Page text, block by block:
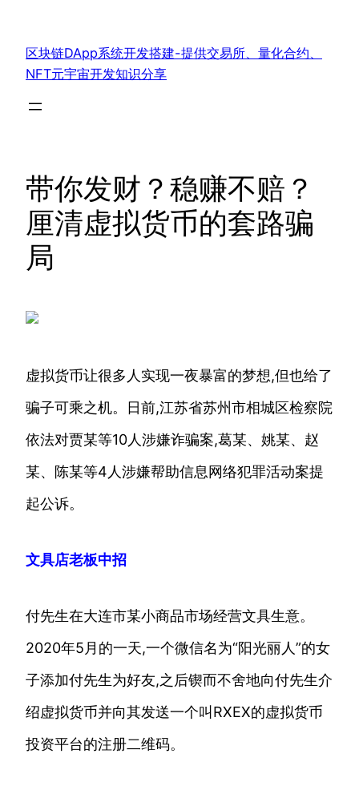
区块链DApp系统开发搭建-提供交易所、量化合约、
NFT元宇宙开发知识分享
带你发财？稳赚不赔？
厘清虚拟货币的套路骗
局
虚拟货币让很多人实现一夜暴富的梦想,但也给了
骗子可乘之机。日前,江苏省苏州市相城区检察院
依法对贾某等10人涉嫌诈骗案,葛某、姚某、赵
某、陈某等4人涉嫌帮助信息网络犯罪活动案提
起公诉。
文具店老板中招
付先生在大连市某小商品市场经营文具生意。
2020年5月的一天,一个微信名为“阳光丽人”的女
子添加付先生为好友,之后锲而不舍地向付先生介
绍虚拟货币并向其发送一个叫RXEX的虚拟货币
投资平台的注册二维码。